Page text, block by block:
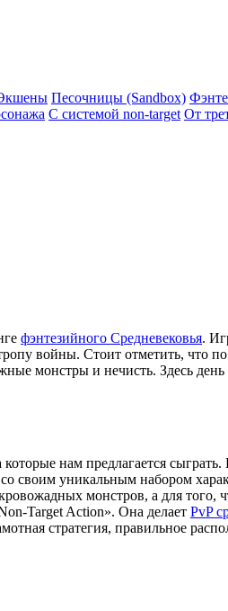
Песочницы (Sandbox)
С системой non-target От
фэнтезийного Средневековья.
войны. Стоит отметить, что
монстры и нечисть. Здесь
нам предлагается
своим уникальным набором
монстров, а для
Target Action». Она делает PvP
стратегия, правильное